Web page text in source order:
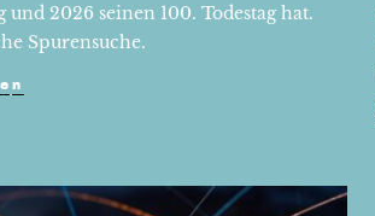
und 2026 seinen 100. Todestag hat.
Spurensuche.